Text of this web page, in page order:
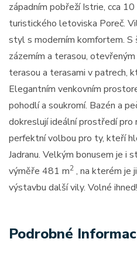
západním pobřeží Istrie, cca
turistického letoviska Poreč.
styl s moderním komfortem. S
zázemím a terasou,
terasou a terasami v patrech,
Elegantním venkovním
pohodlí a soukromí. Bazén a
dokreslují ideální prostředí pro
perfektní volbou pro ty, kteří
Jadranu. Velkým bonusem je i
výměře 481 m2 , na kterém je
výstavbu další vily. Volné ihned!
Podrobné